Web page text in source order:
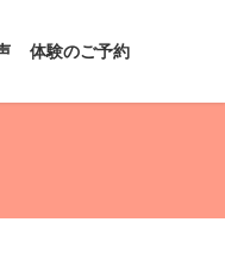
体験のご予約